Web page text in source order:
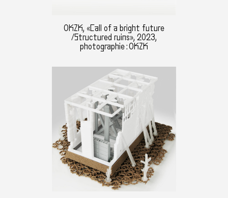
OKZK, «Call of a bright future
/Structured ruins», 2023,
photographie : OKZK